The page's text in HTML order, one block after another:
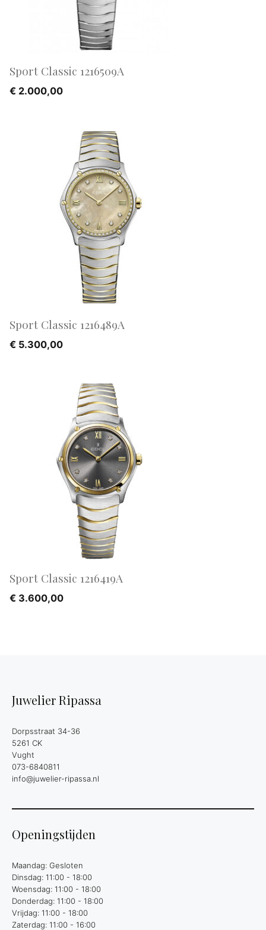
Sport Classic 1216509A
€ 2.000,00
Sport Classic 1216489A
€ 5.300,00
Sport Classic 1216419A
€ 3.600,00
Juwelier Ripassa
Dorpsstraat 34-36
5261 CK
Vught
073-6840811
info@juwelier-ripassa.nl
Openingstijden
Maandag: Gesloten
Dinsdag: 11:00 - 18:00
Woensdag: 11:00 - 18:00
Donderdag: 11:00 - 18:00
Vrijdag: 11:00 - 18:00
Zaterdag: 11:00 - 16:00